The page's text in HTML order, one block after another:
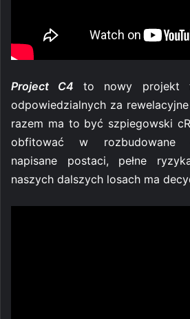
Project C4 to nowy projekt
odpowiedzialnych za rewelacyjne
razem ma to być szpiegowski
obfitować w rozbudowane
napisane postaci, pełne
naszych dalszych losach ma